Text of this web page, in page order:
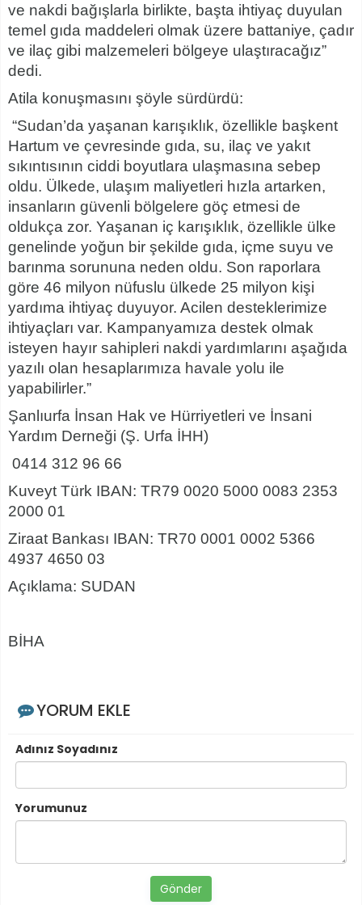
ve nakdi bağışlarla birlikte, başta ihtiyaç duyulan
temel gıda maddeleri olmak üzere battaniye, çadır
ve ilaç gibi malzemeleri bölgeye ulaştıracağız”
dedi.
Atila konuşmasını şöyle sürdürdü:
“Sudan’da yaşanan karışıklık, özellikle başkent
Hartum ve çevresinde gıda, su, ilaç ve yakıt
sıkıntısının ciddi boyutlara ulaşmasına sebep
oldu. Ülkede, ulaşım maliyetleri hızla artarken,
insanların güvenli bölgelere göç etmesi de
oldukça zor. Yaşanan iç karışıklık, özellikle ülke
genelinde yoğun bir şekilde gıda, içme suyu ve
barınma sorununa neden oldu. Son raporlara
göre 46 milyon nüfuslu ülkede 25 milyon kişi
yardıma ihtiyaç duyuyor. Acilen desteklerimize
ihtiyaçları var. Kampanyamıza destek olmak
isteyen hayır sahipleri nakdi yardımlarını aşağıda
yazılı olan hesaplarımıza havale yolu ile
yapabilirler.”
Şanlıurfa İnsan Hak ve Hürriyetleri ve İnsani
Yardım Derneği (Ş. Urfa İHH)
0414 312 96 66
Kuveyt Türk IBAN: TR79 0020 5000 0083 2353
2000 01
Ziraat Bankası IBAN: TR70 0001 0002 5366
4937 4650 03
Açıklama: SUDAN
BİHA
YORUM EKLE
Adınız Soyadınız
Yorumunuz
Gönder